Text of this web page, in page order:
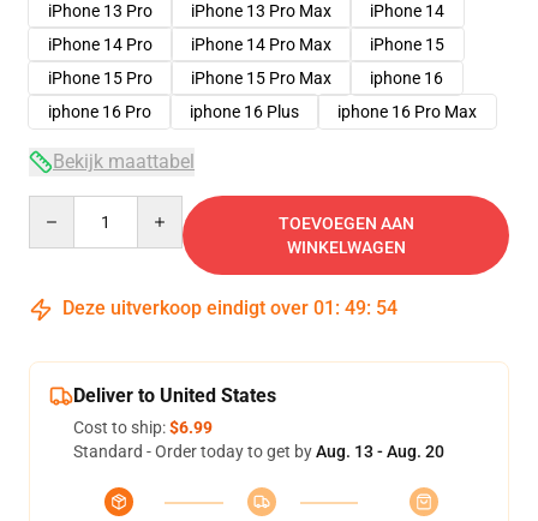
iPhone 13 Pro
iPhone 13 Pro Max
iPhone 14
iPhone 14 Pro
iPhone 14 Pro Max
iPhone 15
iPhone 15 Pro
iPhone 15 Pro Max
iphone 16
iphone 16 Pro
iphone 16 Plus iphone 16 Pro Max
Bekijk maattabel
TOEVOEGEN AAN
WINKELWAGEN
Deze uitverkoop eindigt over 01 : 49: 54
Deliver to United States
Cost to ship:$6.99
Standard - Order today to get byAug. 13 - Aug. 20